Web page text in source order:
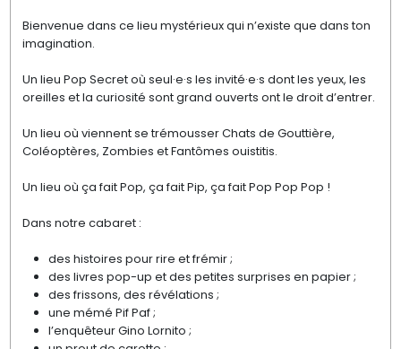
Bienvenue dans ce lieu mystérieux qui n’existe que dans ton
imagination.
Un lieu Pop Secret où seul·e·s les invité·e·s dont les yeux, les
oreilles et la curiosité sont grand ouverts ont le droit d’entrer.
Un lieu où viennent se trémousser Chats de Gouttière,
Coléoptères, Zombies et Fantômes ouistitis.
Un lieu où ça fait Pop, ça fait Pip, ça fait Pop Pop Pop !
Dans notre cabaret :
des histoires pour rire et frémir ;
des livres pop-up et des petites surprises en papier ;
des frissons, des révélations ;
une mémé Pif Paf ;
l’enquêteur Gino Lornito ;